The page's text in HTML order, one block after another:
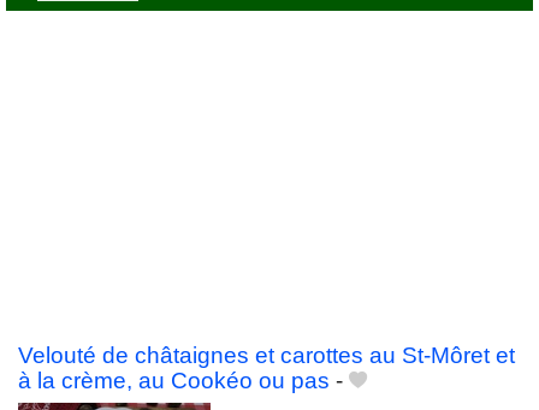
Velouté de châtaignes et carottes au St-Môret et
à la crème, au Cookéo ou pas -